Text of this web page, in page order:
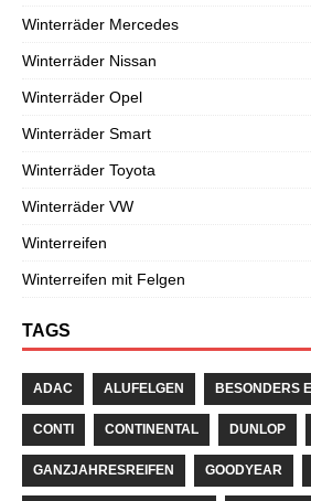
Winterräder Mercedes
Winterräder Nissan
Winterräder Opel
Winterräder Smart
Winterräder Toyota
Winterräder VW
Winterreifen
Winterreifen mit Felgen
TAGS
ADAC ALUFELGEN BESONDERS
CONTI CONTINENTAL DUNLOP
GANZJAHRESREIFEN GOODYEAR